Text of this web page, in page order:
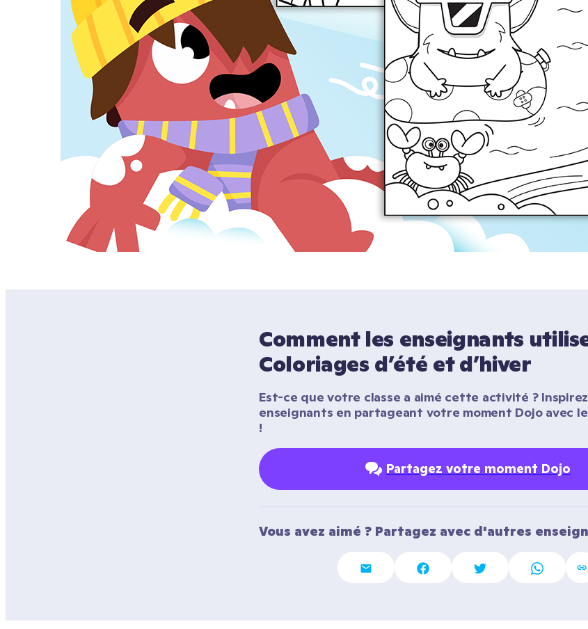
Comment les enseignants
Coloriages d’été et d’hiver
Est-ce que votre classe a aimé cette activité ?
enseignants en partageant votre moment Dojo avec
!
Partagez votre moment Dojo
Vous avez aimé ? Partagez avec d'autres